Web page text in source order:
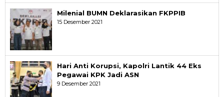
Milenial BUMN Deklarasikan FKPPIB
15 Desember 2021
Hari Anti Korupsi, Kapolri Lantik 44 Eks
Pegawai KPK Jadi ASN
9 Desember 2021